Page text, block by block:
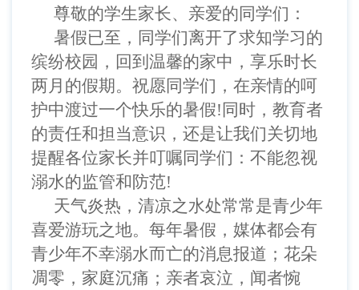
尊敬的学生家长、亲爱的同学们：
暑假已至，同学们离开了求知学习的
缤纷校园，回到温馨的家中，享乐时长
两月的假期。祝愿同学们，在亲情的呵
护中渡过一个快乐的暑假!同时，教育者
的责任和担当意识，还是让我们关切地
提醒各位家长并叮嘱同学们：不能忽视
溺水的监管和防范!
天气炎热，清凉之水处常常是青少年
喜爱游玩之地。每年暑假，媒体都会有
青少年不幸溺水而亡的消息报道 ； 花朵
凋零，家庭沉痛 ； 亲者哀泣，闻者惋